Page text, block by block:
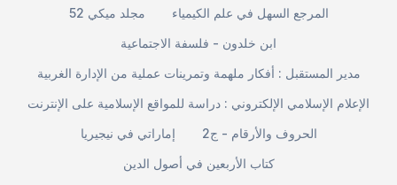
مجلد ميكي 52
المرجع السهل في علم الكيمياء
ابن خلدون - فلسفة الاجتماعية
مدير المستقبل : أفكار ملهمة وتمرينات عملية من الإدارة الغربية
الإعلام الإسلامي الإلكتروني : دراسة للمواقع الإسلامية على الإنترنت
إماراتي في نيجيريا
الحروف والأرقام - ج2
كتاب الأربعين في أصول الدين